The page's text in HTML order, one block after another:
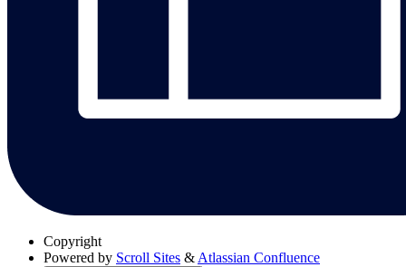
Copyright
Powered by Scroll Sites & Atlassian Confluence